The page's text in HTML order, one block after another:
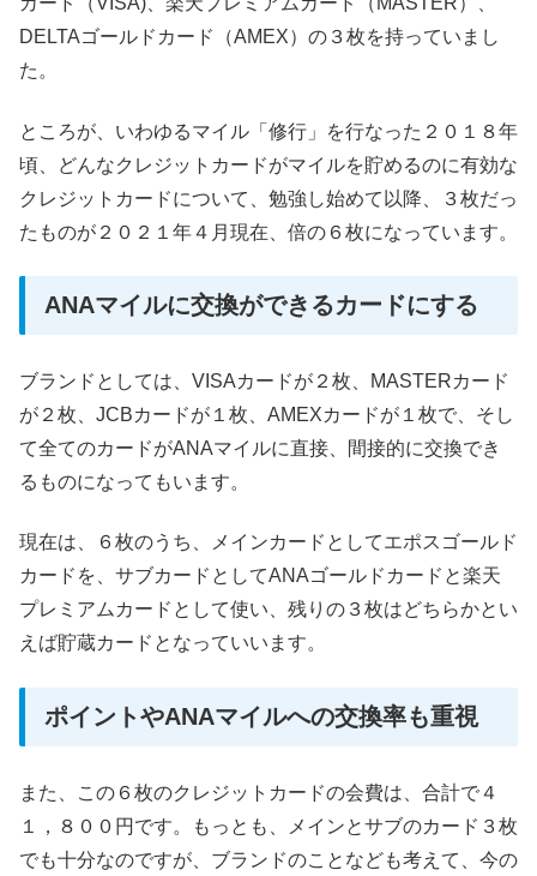
DELTAゴールドカード（AMEX）の３枚を持っていまし
た。
ところが、いわゆるマイル「修行」を行なった２０１８年
頃、どんなクレジットカードがマイルを貯めるのに有効な
クレジットカードについて、勉強し始めて以降、３枚だっ
たものが２０２１年４月現在、倍の６枚になっています。
ANAマイルに交換ができるカードにする
ブランドとしては、VISAカードが２枚、MASTERカード
が２枚、JCBカードが１枚、AMEXカードが１枚で、そし
て全てのカードがANAマイルに直接、間接的に交換でき
るものになってもいます。
現在は、６枚のうち、メインカードとしてエポスゴールド
カードを、サブカードとしてANAゴールドカードと楽天
プレミアムカードとして使い、残りの３枚はどちらかとい
えば貯蔵カードとなっていいます。
ポイントやANAマイルへの交換率も重視
また、この６枚のクレジットカードの会費は、合計で４
１，８００円です。もっとも、メインとサブのカード３枚
でも十分なのですが、ブランドのことなども考えて、今の